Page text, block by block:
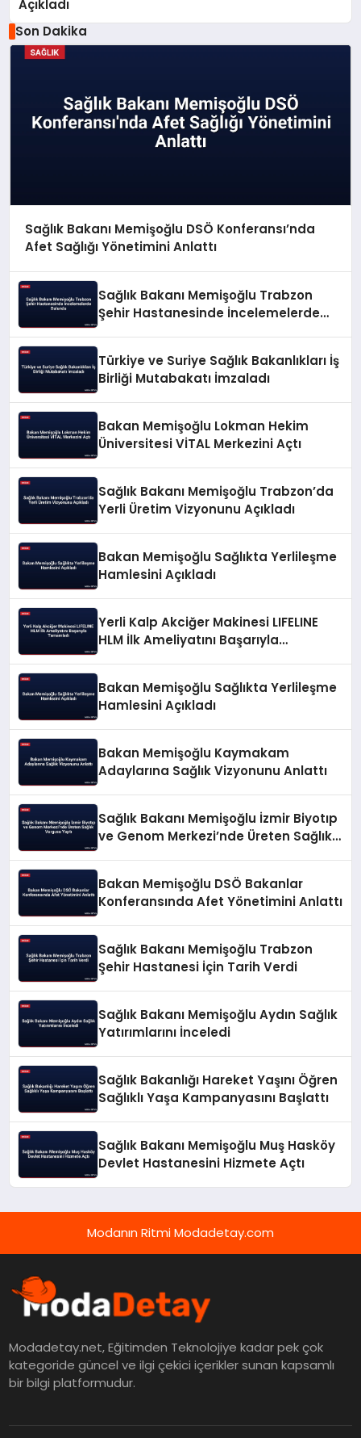
Açıkladı
Son Dakika
Sağlık Bakanı Memişoğlu DSÖ Konferansı’nda
Afet Sağlığı Yönetimini Anlattı
Sağlık Bakanı Memişoğlu Trabzon
Şehir Hastanesinde İncelemelerde
Türkiye ve Suriye Sağlık Bakanlıkları İş
Birliği Mutabakatı İmzaladı
Bakan Memişoğlu Lokman Hekim
Üniversitesi VİTAL Merkezini Açtı
Sağlık Bakanı Memişoğlu Trabzon’da
Yerli Üretim Vizyonunu Açıkladı
Bakan Memişoğlu Sağlıkta Yerlileşme
Hamlesini Açıkladı
Yerli Kalp Akciğer Makinesi LIFELINE
HLM İlk Ameliyatını Başarıyla
Bakan Memişoğlu Sağlıkta Yerlileşme
Hamlesini Açıkladı
Bakan Memişoğlu Kaymakam
Adaylarına Sağlık Vizyonunu Anlattı
Sağlık Bakanı Memişoğlu İzmir Biyotıp
ve Genom Merkezi’nde Üreten Sağlık
Bakan Memişoğlu DSÖ Bakanlar
Konferansında Afet Yönetimini Anlattı
Sağlık Bakanı Memişoğlu Trabzon
Şehir Hastanesi İçin Tarih Verdi
Sağlık Bakanı Memişoğlu Aydın Sağlık
Yatırımlarını İnceledi
Sağlık Bakanlığı Hareket Yaşını Öğren
Sağlıklı Yaşa Kampanyasını Başlattı
Sağlık Bakanı Memişoğlu Muş Hasköy
Devlet Hastanesini Hizmete Açtı
Modanın Ritmi Modadetay.com
Modadetay.net, Eğitimden Teknolojiye kadar pek çok
kategoride güncel ve ilgi çekici içerikler sunan kapsamlı
bir bilgi platformudur.